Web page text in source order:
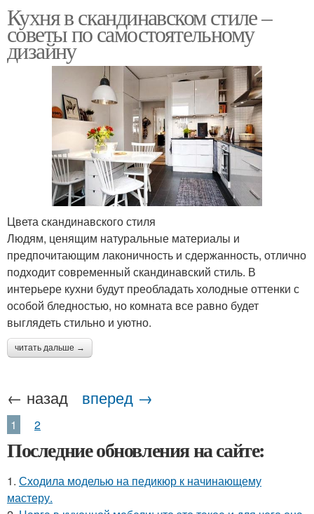
Кухня в скандинавском стиле –
советы по самостоятельному
дизайну
Цвета скандинавского стиля
Людям, ценящим натуральные материалы и
предпочитающим лаконичность и сдержанность, отлично
подходит современный скандинавский стиль. В
интерьере кухни будут преобладать холодные оттенки с
особой бледностью, но комната все равно будет
выглядеть стильно и уютно.
читать дальше →
← назад вперед →
1 2
Последние обновления на сайте:
1. Сходила моделью на педикюр к начинающему
мастеру.